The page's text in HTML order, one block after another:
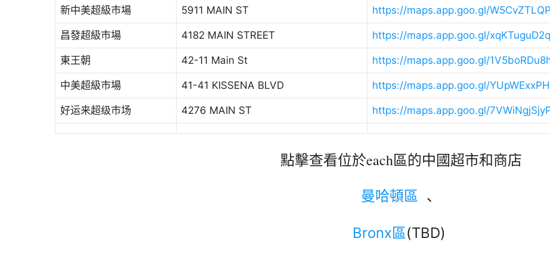
新中美超級市場 5911 MAIN ST https://maps.app.goo.gl/
昌發超級市場 4182 MAIN STREET https://maps.app.goo.gl/
東王朝 42-11 Main St https://maps.app.goo.gl/
中美超級市場 41-41 KISSENA BLVD https://maps.app.goo.gl/
好运来超级市场 4276 MAIN ST https://maps.app.goo.gl/
點擊查看位於each區的中國超市和商店
曼哈頓區 、
Bronx區(TBD)